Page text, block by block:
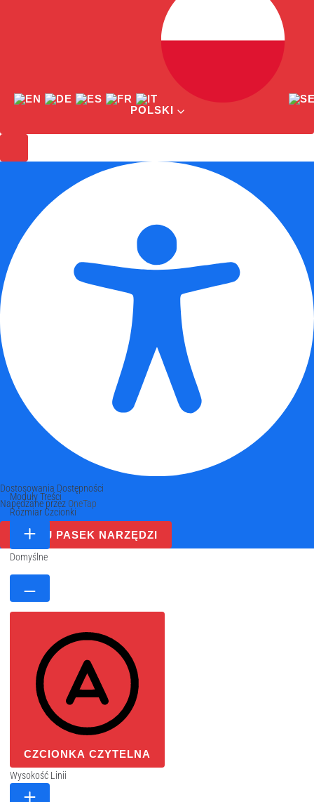
POLSKI
Dostosowania Dostępności
Napędzane przez OneTap
UKRYJ PASEK NARZĘDZI
Moduły Treści
Rozmiar Czcionki
Domyślne
CZCIONKA CZYTELNA
Wysokość Linii